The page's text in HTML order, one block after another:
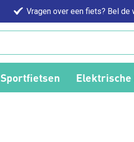
Vragen over een fiets? Bel de
Sportfietsen